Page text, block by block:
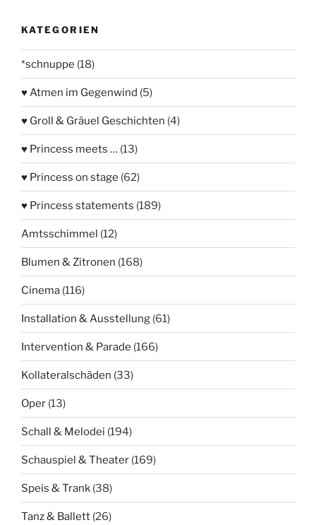
KATEGORIEN
*schnuppe (18)
♥ Atmen im Gegenwind (5)
♥ Groll & Gräuel Geschichten (4)
♥ Princess meets … (13)
♥ Princess on stage (62)
♥ Princess statements (189)
Amtsschimmel (12)
Blumen & Zitronen (168)
Cinema (116)
Installation & Ausstellung (61)
Intervention & Parade (166)
Kollateralschäden (33)
Oper (13)
Schall & Melodei (194)
Schauspiel & Theater (169)
Speis & Trank (38)
Tanz & Ballett (26)